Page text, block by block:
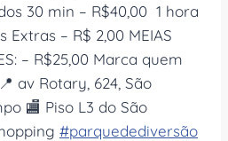
30 min – R$40,00 1 hora
Extras – R$ 2,00 MEIAS
– R$25,00 Marca quem
av Rotary, 624, São
🏬 Piso L3 do São
#parquedediversão